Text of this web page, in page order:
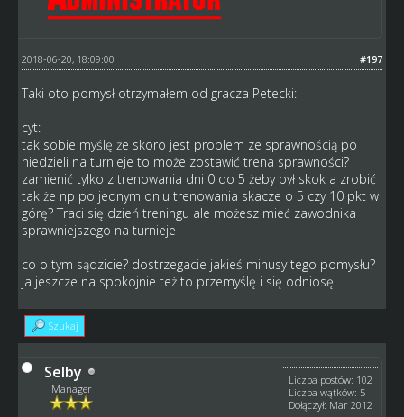
#197
2018-06-20, 18:09:00
Taki oto pomysł otrzymałem od gracza Petecki:
cyt:
tak sobie myślę że skoro jest problem ze sprawnością po
niedzieli na turnieje to może zostawić trena sprawności?
zamienić tylko z trenowania dni 0 do 5 żeby był skok a zrobić
tak że np po jednym dniu trenowania skacze o 5 czy 10 pkt w
górę? Traci się dzień treningu ale możesz mieć zawodnika
sprawniejszego na turnieje
co o tym sądzicie? dostrzegacie jakieś minusy tego pomysłu?
ja jeszcze na spokojnie też to przemyślę i się odniosę
Szukaj
Selby
Manager
Liczba postów: 102
Liczba wątków: 5
Dołączył: Mar 2012